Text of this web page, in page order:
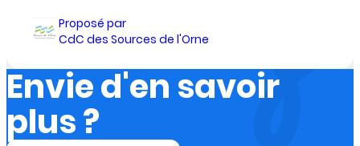
Proposé par
CdC des Sources de l'Orne
Envie d'en savoir
plus ?